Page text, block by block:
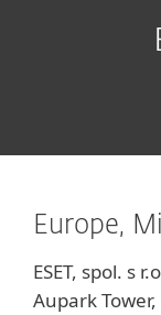
Europe,
ESET, spol. s
Aupark